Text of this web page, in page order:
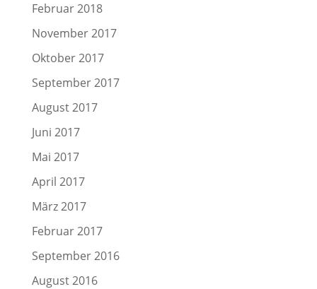
Februar 2018
November 2017
Oktober 2017
September 2017
August 2017
Juni 2017
Mai 2017
April 2017
März 2017
Februar 2017
September 2016
August 2016